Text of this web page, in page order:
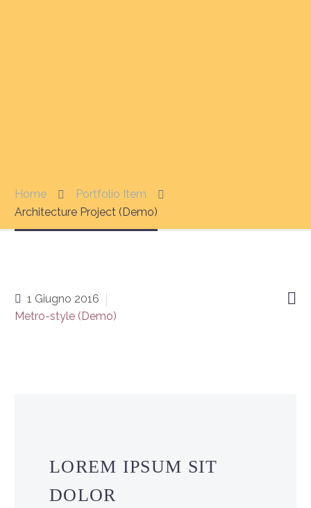
Home
Portfolio Item
Architecture Project (Demo)

1 Giugno 2016
Metro-style (Demo)
LOREM IPSUM SIT
DOLOR